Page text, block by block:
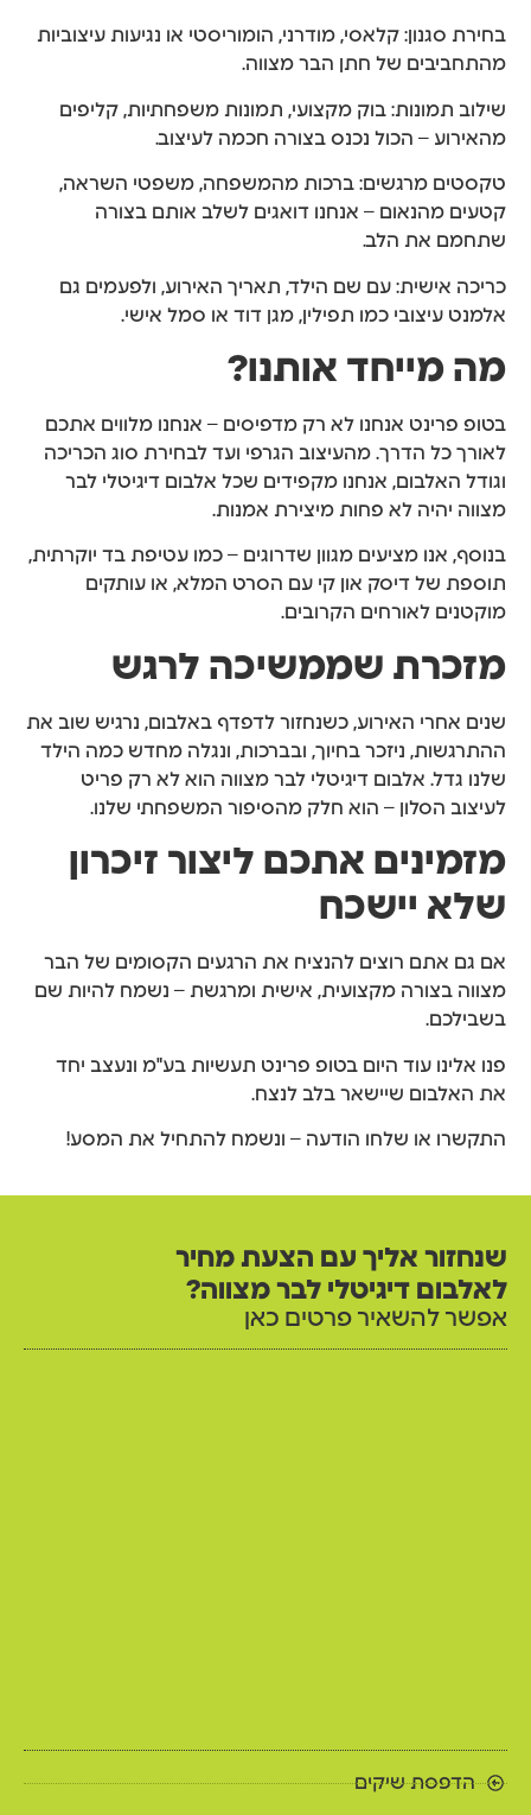
שנחזור אליך עם הצעת מחיר
לאלבום דיגיטלי לבר מצווה?
אפשר להשאיר פרטים כאן
הדפסת שיקים
בחירת סגנון: קלאסי, מודרני, הומוריסטי או נגיעות עיצוביות
מהתחביבים של חתן הבר מצווה.
שילוב תמונות: בוק מקצועי, תמונות משפחתיות, קליפים
מהאירוע – הכול נכנס בצורה חכמה לעיצוב.
טקסטים מרגשים: ברכות מהמשפחה, משפטי השראה,
קטעים מהנאום – אנחנו דואגים לשלב אותם בצורה
שתחמם את הלב.
כריכה אישית: עם שם הילד, תאריך האירוע, ולפעמים גם
אלמנט עיצובי כמו תפילין, מגן דוד או סמל אישי.
מה מייחד אותנו?
בטופ פרינט אנחנו לא רק מדפיסים – אנחנו מלווים אתכם
לאורך כל הדרך. מהעיצוב הגרפי ועד לבחירת סוג הכריכה
וגודל האלבום, אנחנו מקפידים שכל אלבום דיגיטלי לבר
מצווה יהיה לא פחות מיצירת אמנות.
בנוסף, אנו מציעים מגוון שדרוגים – כמו עטיפת בד יוקרתית,
תוספת של דיסק און קי עם הסרט המלא, או עותקים
מוקטנים לאורחים הקרובים.
מזכרת שממשיכה לרגש
שנים אחרי האירוע, כשנחזור לדפדף באלבום, נרגיש שוב את
ההתרגשות, ניזכר בחיוך, ובברכות, ונגלה מחדש כמה הילד
שלנו גדל. אלבום דיגיטלי לבר מצווה הוא לא רק פריט
לעיצוב הסלון – הוא חלק מהסיפור המשפחתי שלנו.
מזמינים אתכם ליצור זיכרון
שלא יישכח
אם גם אתם רוצים להנציח את הרגעים הקסומים של הבר
מצווה בצורה מקצועית, אישית ומרגשת – נשמח להיות שם
בשבילכם.
פנו אלינו עוד היום בטופ פרינט תעשיות בע"מ ונעצב יחד
את האלבום שיישאר בלב לנצח.
התקשרו או שלחו הודעה – ונשמח להתחיל את המסע!